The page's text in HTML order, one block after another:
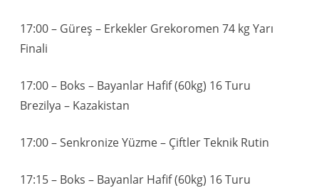
17:00 – Güreş – Erkekler Grekoromen 74 kg Yarı
Finali
17:00 – Boks – Bayanlar Hafif (60kg) 16 Turu
Brezilya – Kazakistan
17:00 – Senkronize Yüzme – Çiftler Teknik Rutin
17:15 – Boks – Bayanlar Hafif (60kg) 16 Turu